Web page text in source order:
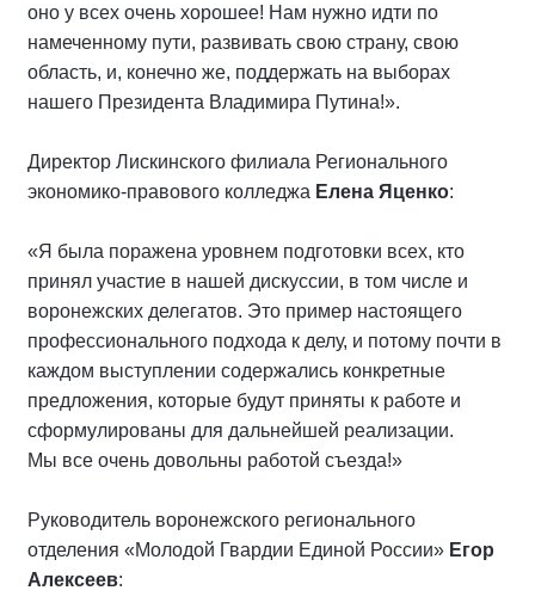
оно у всех очень хорошее! Нам нужно идти по
намеченному пути, развивать свою страну, свою
область, и, конечно же, поддержать на выборах
нашего Президента Владимира Путина!».
Директор Лискинского филиала Регионального
экономико-правового колледжа Елена Яценко:
«Я была поражена уровнем подготовки всех, кто
принял участие в нашей дискуссии, в том числе и
воронежских делегатов. Это пример настоящего
профессионального подхода к делу, и потому почти в
каждом выступлении содержались конкретные
предложения, которые будут приняты к работе и
сформулированы для дальнейшей реализации.
Мы все очень довольны работой съезда!»
Руководитель воронежского регионального
отделения «Молодой Гвардии Единой России» Егор
Алексеев: